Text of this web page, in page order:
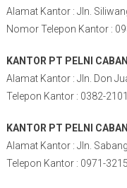
Alamat Kantor : Jln.
Nomor Telepon Kantor :
KANTOR PT PELNI
Alamat Kantor : Jln. Don
Telepon Kantor : 0382-
KANTOR PT PELNI
Alamat Kantor : Jln.
Telepon Kantor : 0971-